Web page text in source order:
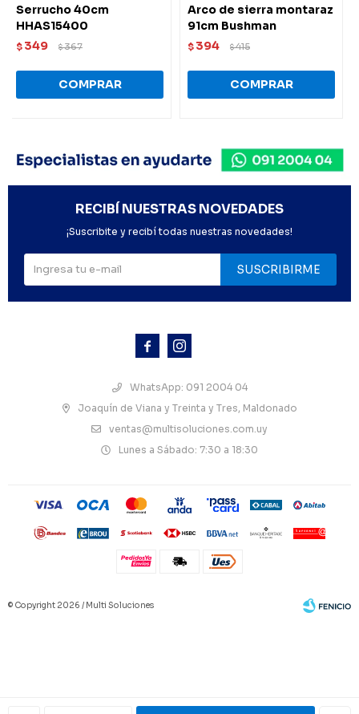
Serrucho 40cm
HHAS15400
$ 349 $367
Arco de sierra montaraz
91cm Bushman
$ 394 $415
 
WhatsApp: 091 2004 04
Joaquín de Viana y Treinta y Tres, Maldonado
ventas@multisoluciones.com.uy
Lunes a Sábado: 7:30 a 18:30
RECIBÍ NUESTRAS NOVEDADES
¡Suscribite y recibí todas nuestras novedades!
SUSCRIBIRME
© Copyright 2026 / Multi Soluciones